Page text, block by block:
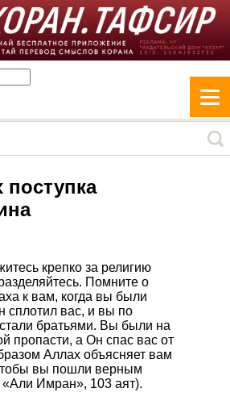
крепко за религию
Помните о
к вам, когда вы были
сплотил вас, и вы по
братьями. Вы были на
пропасти, а Он спас вас от
Аллах объясняет вам
вы пошли верным
«Али Имран», 103 аят).